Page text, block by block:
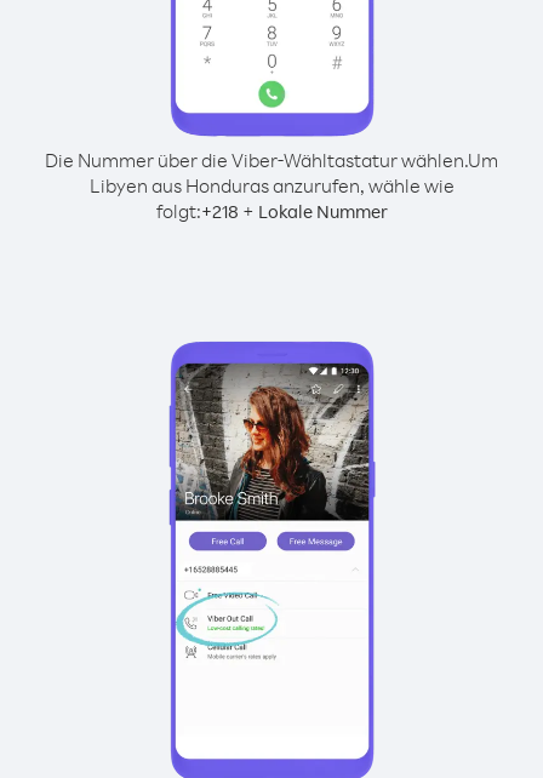
Die Nummer über die Viber-Wähltastatur wählen.Um
Libyen aus Honduras anzurufen, wähle wie
folgt:+218 + Lokale Nummer